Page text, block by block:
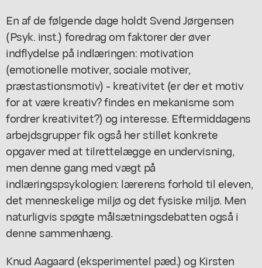
En af de følgende dage holdt Svend Jørgensen
(Psyk. inst.) foredrag om faktorer der øver
indflydelse på indlæringen: motivation
(emotionelle motiver, sociale motiver,
præstastionsmotiv) - kreativitet (er der et motiv
for at være kreativ? findes en mekanisme som
fordrer kreativitet?) og interesse. Eftermiddagens
arbejdsgrupper fik også her stillet konkrete
opgaver med at tilrettelægge en undervisning,
men denne gang med vægt på
indlæringspsykologien: lærerens forhold til eleven,
det menneskelige miljø og det fysiske miljø. Men
naturligvis spøgte målsætningsdebatten også i
denne sammenhæng.
Knud Aagaard (eksperimentel pæd.) og Kirsten